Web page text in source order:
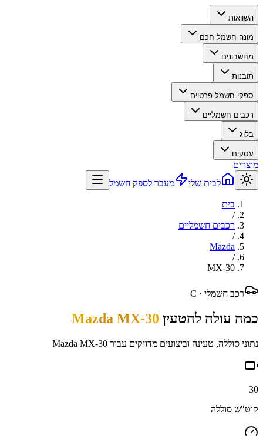
השוואות
מונה חשמל חכם
מחשבונים
תובנות
ספקי חשמל פרטיים
רכבים חשמליים
בלוג
עסקים
מוצרים
לבית שלי
מעבר לספק חשמל
בית
/
רכבים חשמליים
/
Mazda
/
MX-30
רכב חשמלי · C
כמה עולה להטעין Mazda MX-30
נתוני סוללה, טעינה וביצועים מדויקים עבור Mazda MX-30
30
קוט"ש סוללה